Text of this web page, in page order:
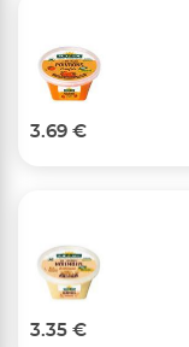
3.69 €
3.35 €